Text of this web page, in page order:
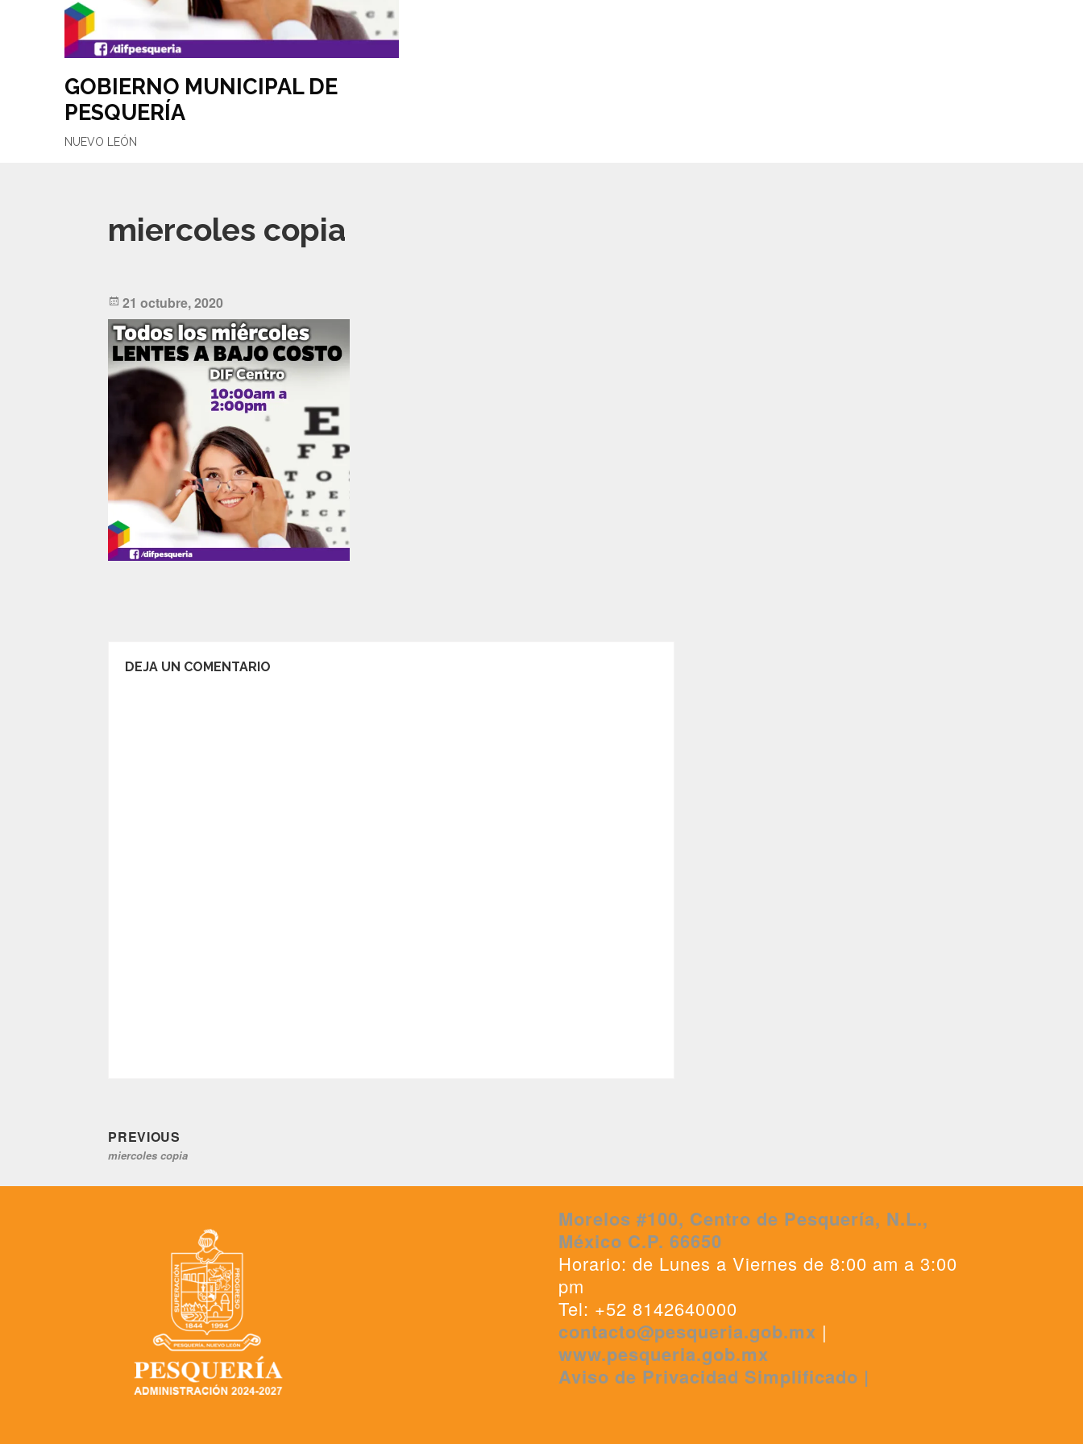
GOBIERNO MUNICIPAL DE
PESQUERÍA
NUEVO LEÓN
miercoles copia
Posted
on
21 octubre, 2020
DEJA UN COMENTARIO
Navegación
de
entradas
PREVIOUS
post:
miercoles copia
Morelos #100, Centro de Pesquería, N.L.,
México C.P. 66650
Horario: de Lunes a Viernes de 8:00 am a 3:00
pm
Tel: +52 8142640000
contacto@pesqueria.gob.mx |
www.pesqueria.gob.mx
Aviso de Privacidad Simplificado |